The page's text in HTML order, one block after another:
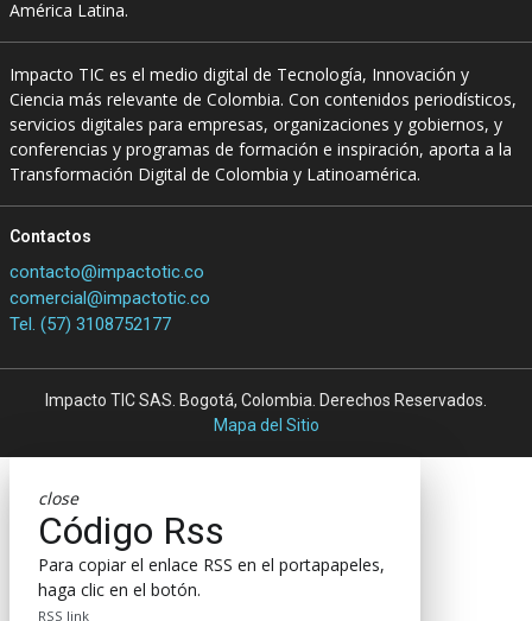
América Latina.
Impacto TIC es el medio digital de Tecnología, Innovación y
Ciencia más relevante de Colombia. Con contenidos periodísticos,
servicios digitales para empresas, organizaciones y gobiernos, y
conferencias y programas de formación e inspiración, aporta a la
Transformación Digital de Colombia y Latinoamérica.
Contactos
contacto@impactotic.co
comercial@impactotic.co
Tel. (57) 3108752177
Impacto TIC SAS. Bogotá, Colombia. Derechos Reservados.
Mapa del Sitio
close
Código Rss
Para copiar el enlace RSS en el portapapeles,
haga clic en el botón.
RSS link